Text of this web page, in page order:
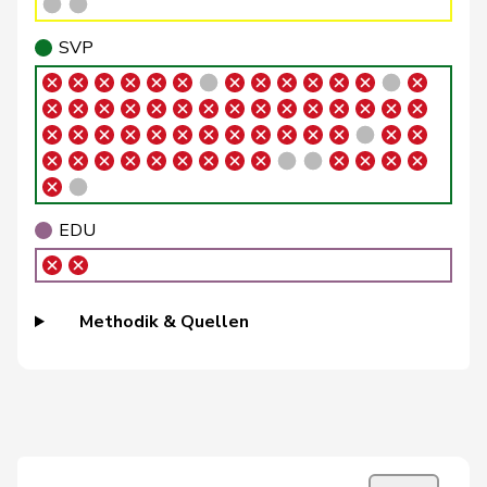
Brenzikofer
Brizzi
Simona SP S
Büchel
Roland
Rino
SVP V
Buffat Michaël SVP V
VD
Bühler
Manfred SVP V
BE
SZ
SVP
EDU
Methodik & Quellen